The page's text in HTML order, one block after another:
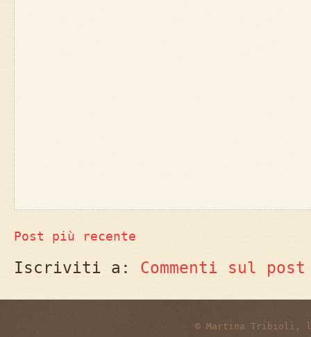
Post più recente
Iscriviti a: Commenti sul
© Martina Tribioli,